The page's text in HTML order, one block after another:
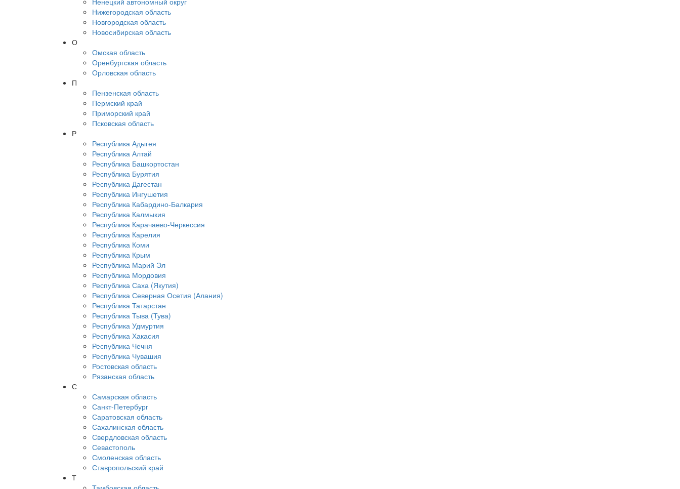
Нижегородская область
Новгородская область
Новосибирская область
О
Омская область
Оренбургская область
Орловская область
П
Пензенская область
Пермский край
Приморский край
Псковская область
Р
Республика Адыгея
Республика Алтай
Республика Башкортостан
Республика Бурятия
Республика Дагестан
Республика Ингушетия
Республика Кабардино-Балкария
Республика Калмыкия
Республика Карачаево-Черкессия
Республика Карелия
Республика Коми
Республика Крым
Республика Марий Эл
Республика Мордовия
Республика Саха (Якутия)
Республика Северная Осетия (Алания)
Республика Татарстан
Республика Тыва (Тува)
Республика Удмуртия
Республика Хакасия
Республика Чечня
Республика Чувашия
Ростовская область
Рязанская область
С
Самарская область
Санкт-Петербург
Саратовская область
Сахалинская область
Свердловская область
Севастополь
Смоленская область
Ставропольский край
Т